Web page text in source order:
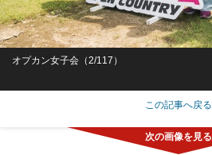
オプカン女子会（2/117）
この記事へ戻る